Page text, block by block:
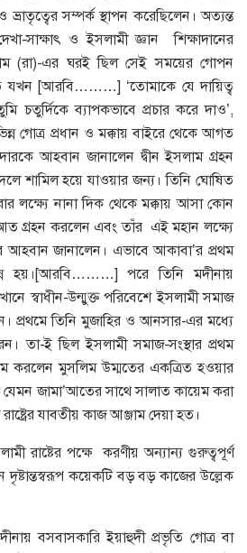
সম্পর্ক স্থাপন করেছিলেন। অত্যন্ত
সাক্ষাৎ ও ইসলামী জ্ঞান শিক্ষাদানের
(রা)-এর ঘরই ছিল সেই সময়ের গোপন
যখন [আরবি………] ‘‌তোমাকে যে দায়িত্ব
চতুর্দিকে ব্যাপকভাবে প্রচার করে দাও’,
গোত্র প্রধান ও মক্কায় বাইরে থেকে আগত
আহবান জানালেন দ্বীন ইসলাম গ্রহন
শামিল হয়ে যাওয়ার জন্য। তিনি ঘোষিত
লক্ষ্যে নানা দিক থেকে মক্কায় আসা কোন
গ্রহন করলেন এবং তাঁর এই মহান লক্ষ্যে
আহবান জানালেন। এভাবে আকাবা’র প্রথম
হয়।[আরবি………] পরে তিনি মদীনায়
স্বাধীন-উন্মুক্ত পরিবেশে ইসলামী সমাজ
প্রথমে তিনি মুজাহির ও আনসার-এর মধ্যে
তা-ই ছিল ইসলামী সমাজ-সংস্থার প্রথম
করলেন মুসলিম উম্মতের একত্রিত হওয়ার
যেমন জামা’আতের সাথে সালাত কায়েম করা
যাবতীয় কাজ আঞ্জাম দেয়া হত।
রাষ্টের পক্ষে করণীয় অন্যান্য গুরুত্বপূর্ণ
কয়েকটি বড় বড় কাজের উল্লেক
বসবাসকারি ইয়াহুদী প্রভৃতি গোত্র বা